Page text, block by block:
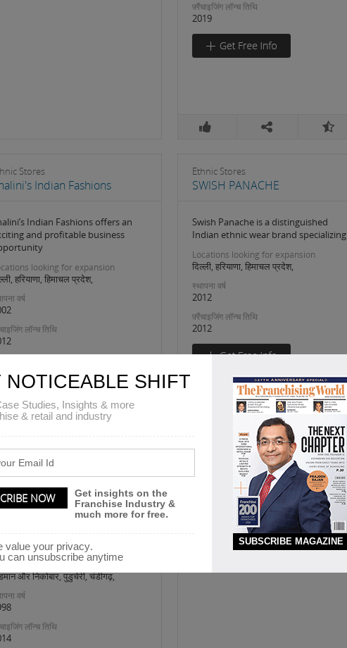
फ़्रैंचाइजिंग लॉन्च तिथि
2019
Stores
Indian Fashions
Indian Fashions offers an
and profitable business
looking for expansion
हरियाणा, हिमाचल प्रदेश,
वर्ष
लॉन्च तिथि
Ethnic Stores
SWISH PANACHE
Swish Panache is a distinguished
Indian ethnic wear brand specializing
Locations looking for expansion
दिल्ली, हरियाणा, हिमाचल प्रदेश,
स्थापना वर्ष
2012
फ़्रैंचाइजिंग लॉन्च तिथि
2012
Stores
Textile
in fashion sector looking
looking for expansion
और निकोबार, पुडुचेरी, चंडीगढ़,
वर्ष
लॉन्च तिथि
NOTICEABLE SHIFT
Studies, Insights & more
& retail and industry
Get insights on the
Franchise Industry &
much more for free.
value your privacy.
can unsubscribe anytime
SUBSCRIBE MAGAZINE